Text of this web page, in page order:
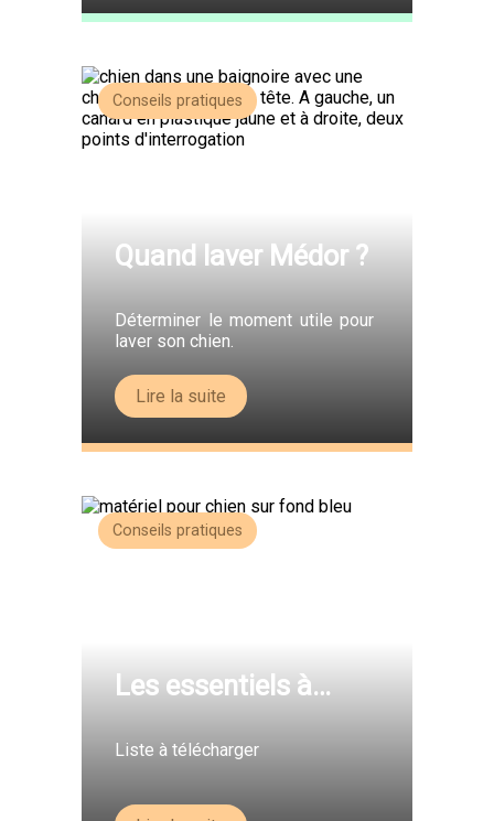
qu’association. Chien Vie et
l’éducation positive bienveillante
et le bien-être […]
Conseils pratiques
Quand laver Médor ?
Déterminer le moment utile pour
laver son chien.
Lire la suite
Conseils pratiques
Les essentiels à
Liste à télécharger